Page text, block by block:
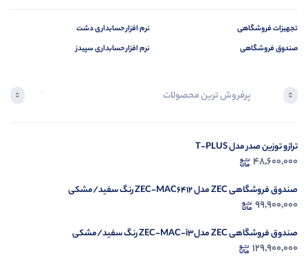
تجهیزات فروشگاهی
صندوق فروشگاهی
نرم افزار حسابداری دشت
نرم افزار حسابداری سپیدز
پرفروش ترین محصولات آخرین
ترازو توزین صدر مدل T-PLUS
48,600,000
صندوق فروشگاهی ZEC مدل ZEC-MAC6412 رنگ سفید/مشکی
99,900,000
صندوق فروشگاهی ZEC مدلZEC-MAC-i3 رنگ سفید/مشکی
129,900,000